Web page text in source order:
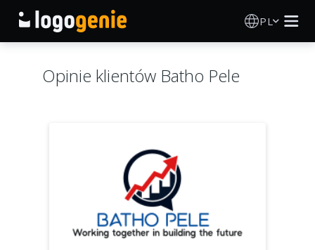
PL
Produkty drukowane
Opinie klientów Batho Pele